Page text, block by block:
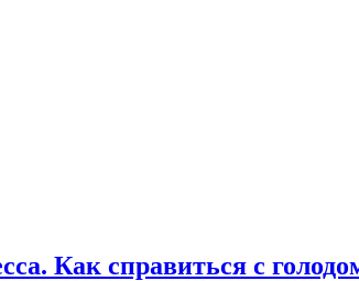
Как справиться с